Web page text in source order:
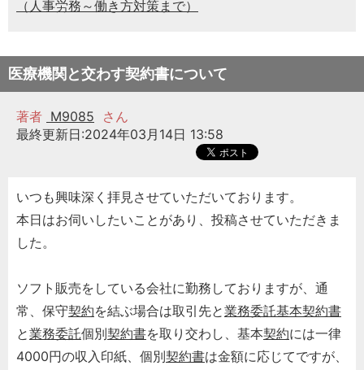
（人事労務～働き方対策まで）
医療機関と交わす契約書について
著者 M9085
さん
最終更新日:2024年03月14日 13:58
いつも興味深く拝見させていただいております。
本日はお伺いしたいことがあり、投稿させていただきま
した。
ソフト販売をしている会社に勤務しておりますが、通
常、保守契約を結ぶ場合は取引先と業務委託基本契約書
と業務委託個別契約書を取り交わし、基本契約には一律
4000円の収入印紙、個別契約書は金額に応じてですが、